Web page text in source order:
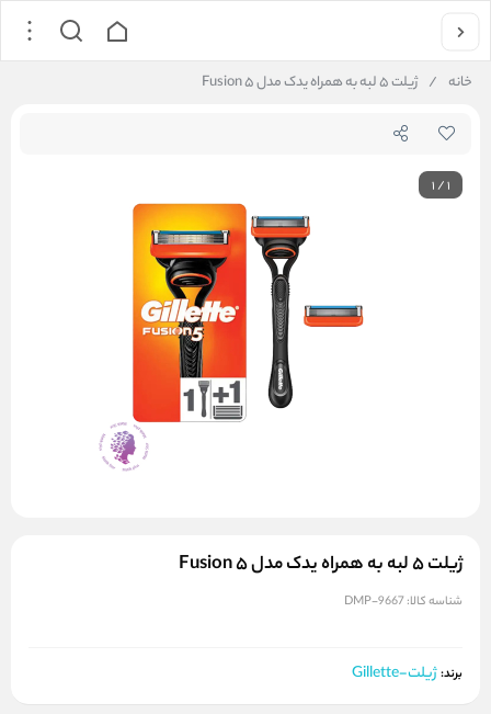
خانه / ژیلت ۵ لبه به همراه یدک مدل Fusion ۵
1/1
ژیلت ۵ لبه به همراه یدک مدل Fusion ۵
شناسه کالا: DMP-9667
برند: ژیلت-Gillette